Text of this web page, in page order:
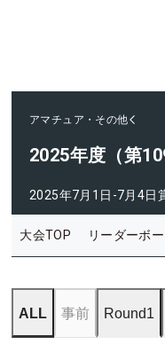
アマチュア・その他
2025年度（第
2025年7月1日-7月4日
大会TOP リーダーボー
ALL 事前 Round1